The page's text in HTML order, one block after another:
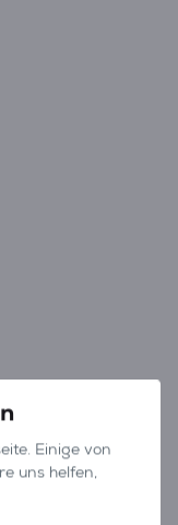
Einige von
uns helfen,